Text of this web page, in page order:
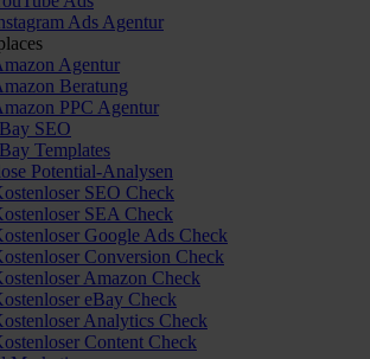
Ads Agentur
Agentur
Beratung
PPC Agentur
SEO
Templates
Potential-Analysen
SEO Check
SEA Check
Google Ads Check
Conversion Check
Amazon Check
eBay Check
Analytics Check
Content Check